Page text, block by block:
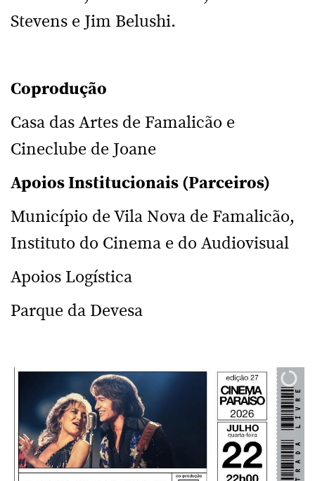
Stevens e Jim Belushi.
Coprodução
Casa das Artes de Famalicão e
Cineclube de Joane
Apoios Institucionais (Parceiros)
Município de Vila Nova de Famalicão,
Instituto do Cinema e do Audiovisual
Apoios Logística
Parque da Devesa